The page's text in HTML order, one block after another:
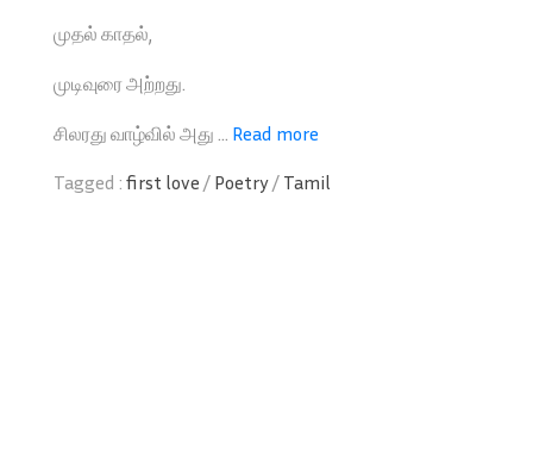
முதல் காதல்,
முடிவுரை அற்றது.
சிலரது வாழ்வில் அது ... Read more
Tagged : first love / Poetry/ Tamil